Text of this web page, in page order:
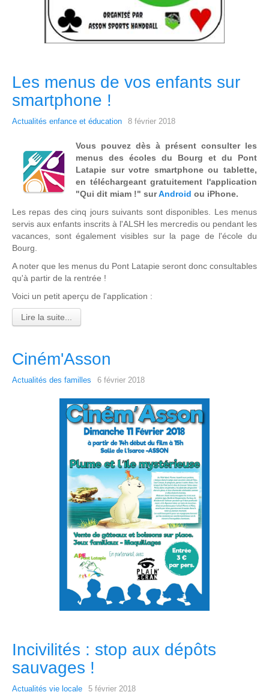
Les menus de vos enfants sur
smartphone !
Actualités enfance et éducation 8 février 2018
Vous pouvez dès à présent consulter les
menus des écoles du Bourg et du Pont
Latapie sur votre smartphone ou tablette,
en téléchargeant gratuitement l'application
"Qui dit miam !" surAndroid ou iPhone.
Les repas des cinq jours suivants sont disponibles. Les menus
servis aux enfants inscrits à l'ALSH les mercredis ou pendant les
vacances, sont également visibles sur la page de l'école du
Bourg.
A noter que les menus du Pont Latapie seront donc consultables
qu'à partir de la rentrée !
Voici un petit aperçu de l'application :
Lire la suite...
Ciném'Asson
Actualités des familles 6 février 2018
Incivilités : stop aux dépôts
sauvages !
Actualités vie locale 5 février 2018